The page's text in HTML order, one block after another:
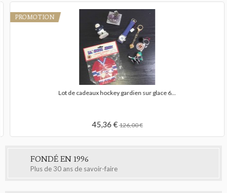
PROMOTION
Lot de cadeaux hockey gardien sur glace 6...
45,36 €126,00 €
FONDÉ EN 1996
Plus de 30 ans de savoir-faire